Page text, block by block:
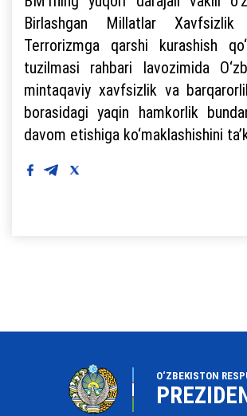
Birlashgan Millatlar Xavfsizlik
Terrorizmga qarshi kurashish
tuzilmasi rahbari lavozimida
mintaqaviy xavfsizlik va
borasidagi yaqin hamkorlik
davom etishiga ko‘maklashishini
O‘ZBEKISTON